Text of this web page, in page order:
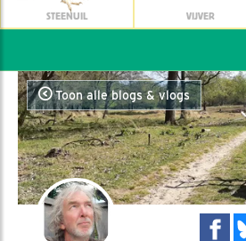
STEENUIL VIJVER
Toon alle blogs & vlogs